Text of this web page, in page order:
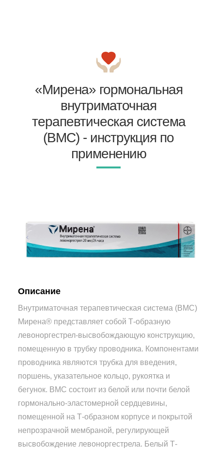
«Мирена» гормональная
внутриматочная
терапевтическая система
(ВМС) - инструкция по
применению
Описание
Внутриматочная терапевтическая система (ВМС)
Мирена® представляет собой Т-образную
левоноргестрел-высвобождающую конструкцию,
помещенную в трубку проводника. Компонентами
проводника являются трубка для введения,
поршень, указательное кольцо, рукоятка и
бегунок. ВМС состоит из белой или почти белой
гормонально-эластомерной сердцевины,
помещенной на Т-образном корпусе и покрытой
непрозрачной мембраной, регулирующей
высвобождение левоноргестрела. Белый Т-